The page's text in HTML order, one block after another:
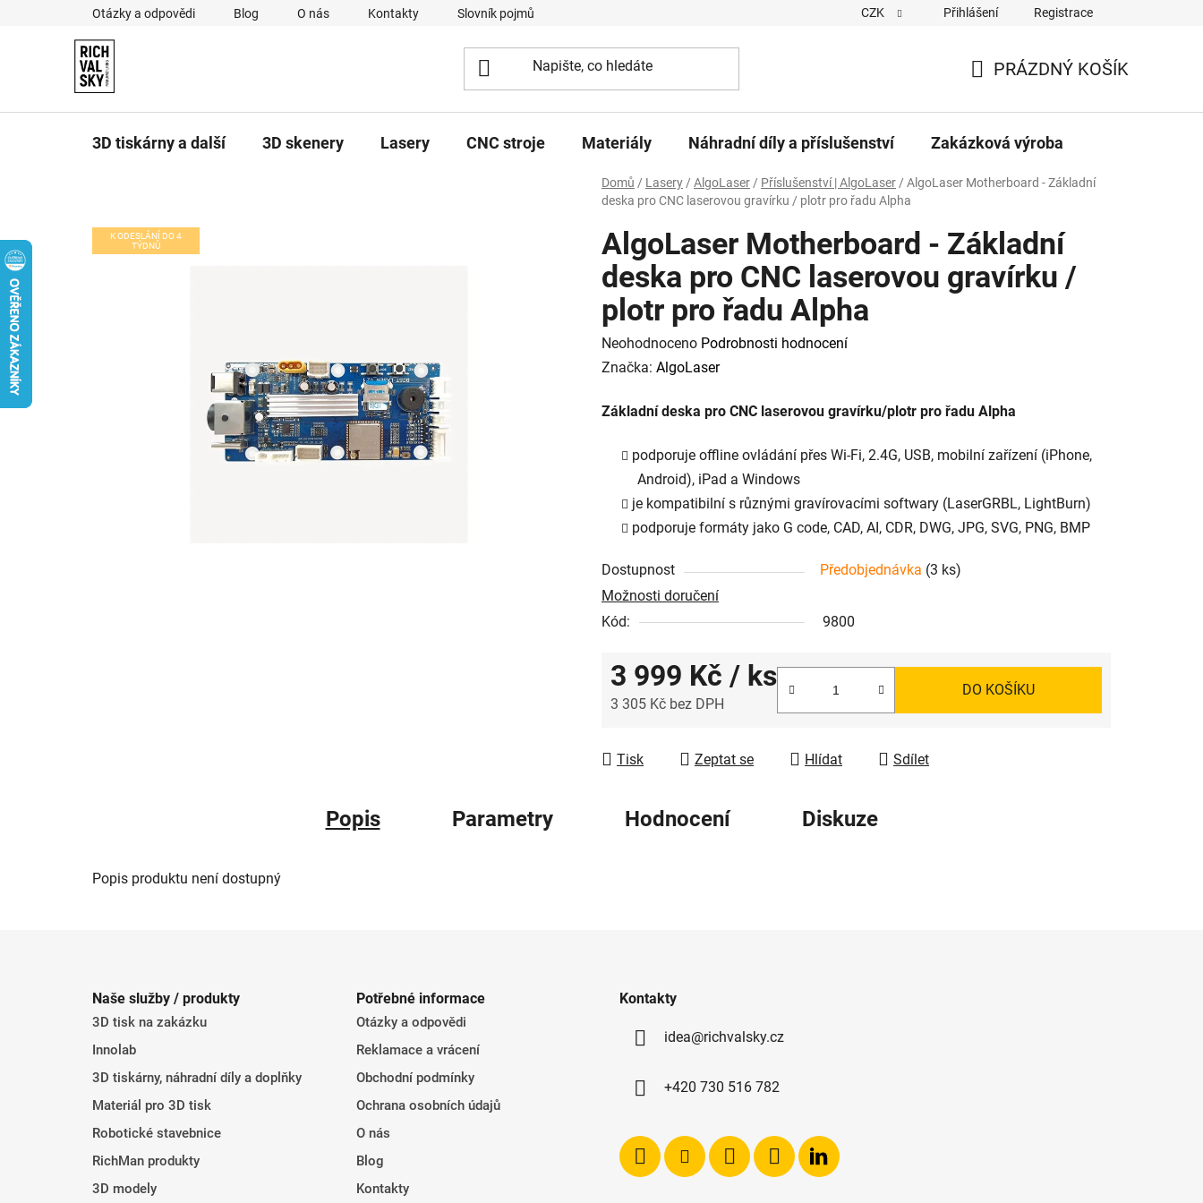
Otázky a odpovědi Blog O nás Kontakty Slovník pojmů CZK Přihlášení Registrace
KOŠÍK
PRÁZDNÝ KOŠÍK
3D tiskárny a další 3D skenery Lasery CNC stroje Materiály Náhradní díly a příslušenství Zakázková výroba
Domů / Lasery / AlgoLaser / Příslušenství | AlgoLaser / AlgoLaser Motherboard - Základní
deska pro CNC laserovou gravírku / plotr pro řadu Alpha
AlgoLaser Motherboard - Základní
deska pro CNC laserovou gravírku /
plotr pro řadu Alpha
Průměrné
hodnocení
je
hvězdiček.
Neohodnoceno Podrobnosti hodnocení
Značka: AlgoLaser
Základní deska pro CNC laserovou gravírku/plotr pro řadu Alpha
podporuje offline ovládání přes Wi-Fi, 2.4G, USB, mobilní zařízení (iPhone,
Android), iPad a Windows
je kompatibilní s různými gravírovacími softwary (LaserGRBL, LightBurn)
podporuje formáty jako G code, CAD, AI, CDR, DWG, JPG, SVG, PNG, BMP
Dostupnost Předobjednávka (3 ks)
Možnosti doručení
Kód:
9800
3 999 Kč / ks
3 305 Kč bez DPH
DO KOŠÍKU
Tisk Zeptat se Hlídat Sdílet
K ODESLÁNÍ DO 4
TÝDNŮ
Popis Parametry Hodnocení Diskuze
Popis produktu není dostupný
Naše služby / produkty
3D tisk na zakázku
Innolab
3D tiskárny, náhradní díly a doplňky
Materiál pro 3D tisk
Robotické stavebnice
RichMan produkty
3D modely
Potřebné informace
Otázky a odpovědi
Reklamace a vrácení
Obchodní podmínky
Ochrana osobních údajů
O nás
Blog
Kontakty
Kontakty
idea@richvalsky.cz
+420 730 516 782